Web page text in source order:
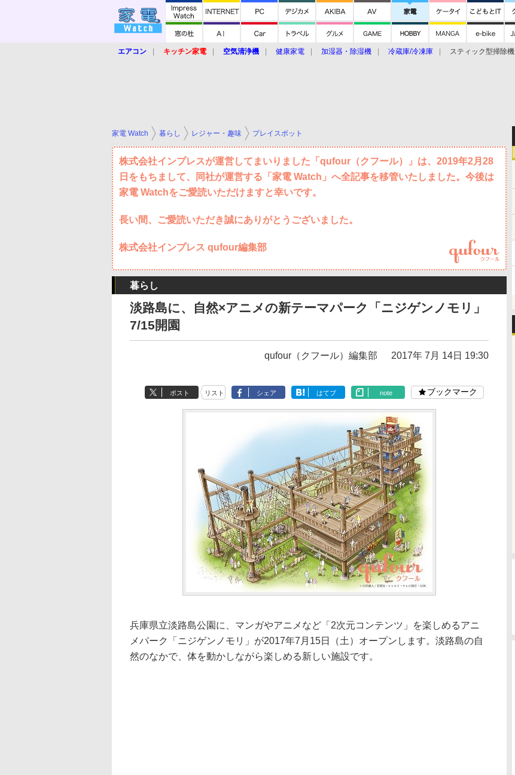
エアコン キッチン家電 空気清浄機 健康家電 加湿器・除湿機 冷蔵庫/冷凍庫 スティック型掃除機
家電 Watch 暮らし レジャー・趣味 プレイスポット
株式会社インプレスが運営してまいりました「qufour（クフール）」は、2019年2月28
日をもちまして、同社が運営する「家電 Watch」へ全記事を移管いたしました。今後は
家電 Watchをご愛読いただけますと幸いです。
長い間、ご愛読いただき誠にありがとうございました。
株式会社インプレス qufour編集部
暮らし
淡路島に、自然×アニメの新テーマパーク「ニジゲンノモリ」
7/15開園
qufour（クフール）編集部 2017年 7月 14日 19:30
ポスト リスト シェア はてブ note ブックマーク
兵庫県立淡路島公園に、マンガやアニメなど「2次元コンテンツ」を楽しめるアニ
メパーク「ニジゲンノモリ」が2017年7月15日（土）オープンします。淡路島の自
然のなかで、体を動かしながら楽しめる新しい施設です。